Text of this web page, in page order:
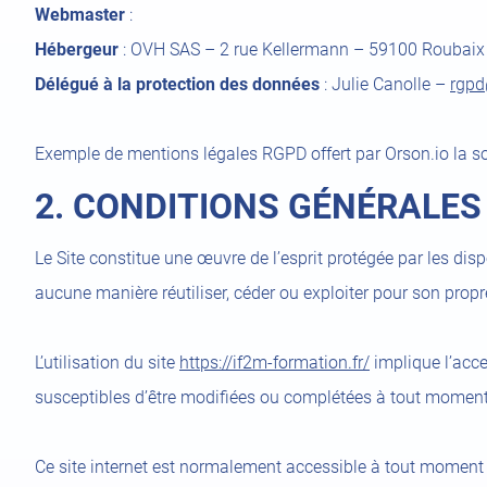
Webmaster :
Hébergeur : OVH SAS – 2 rue Kellermann – 59100
Délégué à la protection des données : Julie Canolle –
Exemple de mentions légales RGPD offert par Orson.io la
2. CONDITIONS
Le Site constitue une œuvre de l’esprit protégée par les
aucune manière réutiliser, céder ou exploiter pour son
L’utilisation du site https://if2m-formation.fr/ implique
susceptibles d’être modifiées ou complétées à tout
Ce site internet est normalement accessible à tout